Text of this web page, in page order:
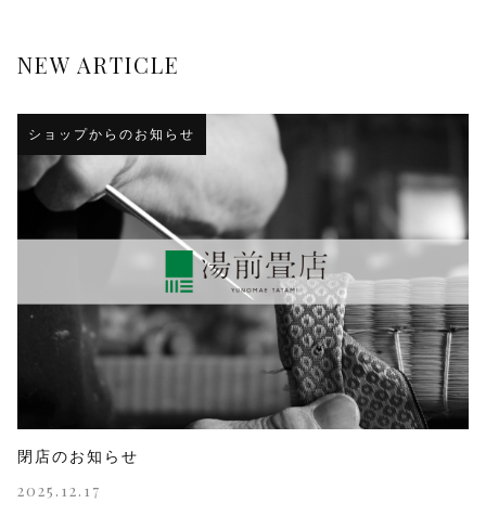
NEW ARTICLE
ショップからのお知らせ
閉店のお知らせ
2025.12.17